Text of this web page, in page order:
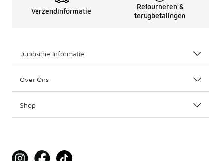
Verzendinformatie
Retourneren &
terugbetalingen
Juridische Informatie
Over Ons
Shop